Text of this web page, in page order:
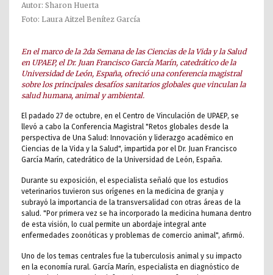
Autor: Sharon Huerta
Foto: Laura Aitzel Benítez García
En el marco de la 2da Semana de las Ciencias de la Vida y la Salud
en UPAEP, el Dr. Juan Francisco García Marín, catedrático de la
Universidad de León, España, ofreció una conferencia magistral
sobre los principales desafíos sanitarios globales que vinculan la
salud humana, animal y ambiental.
El padado 27 de octubre, en el Centro de Vinculación de UPAEP, se
llevó a cabo la Conferencia Magistral "Retos globales desde la
perspectiva de Una Salud: Innovación y liderazgo académico en
Ciencias de la Vida y la Salud", impartida por el Dr. Juan Francisco
García Marín, catedrático de la Universidad de León, España.
Durante su exposición, el especialista señaló que los estudios
veterinarios tuvieron sus orígenes en la medicina de granja y
subrayó la importancia de la transversalidad con otras áreas de la
salud. "Por primera vez se ha incorporado la medicina humana dentro
de esta visión, lo cual permite un abordaje integral ante
enfermedades zoonóticas y problemas de comercio animal", afirmó.
Uno de los temas centrales fue la tuberculosis animal y su impacto
en la economía rural. García Marín, especialista en diagnóstico de